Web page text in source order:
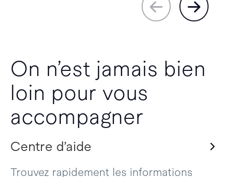
On n’est jamais bien
loin pour vous
accompagner
Centre d’aide
Trouvez rapidement les informations